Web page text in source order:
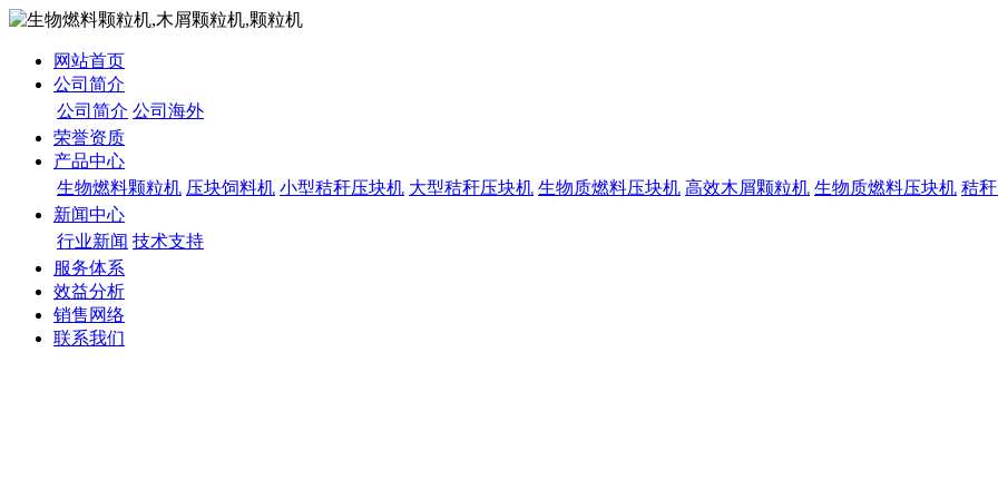
网站首页
公司简介
公司简介 公司海外
荣誉资质
产品中心
生物燃料颗粒机 压块饲料机 小型秸秆压块机 大型秸秆压块机 生物质燃料压块机 高效木屑颗粒机 生物质燃料压块机 秸
新闻中心
行业新闻 技术支持
服务体系
效益分析
销售网络
联系我们